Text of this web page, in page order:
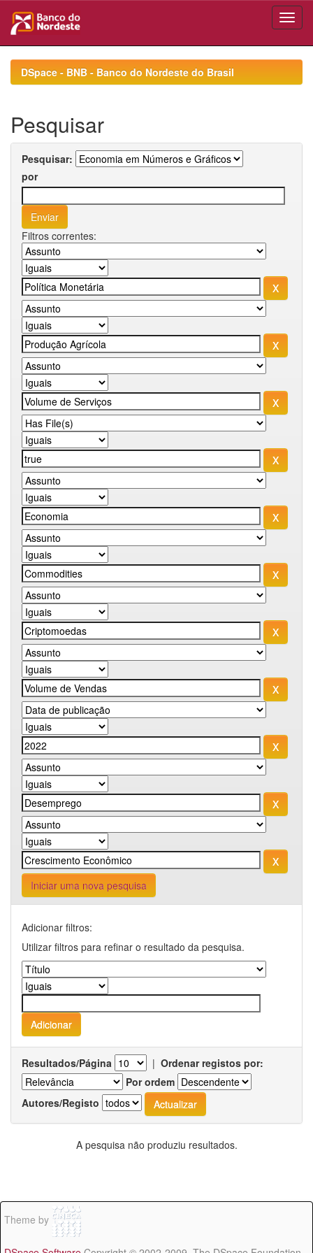
navigationDSpace - BNB - Banco do Nordeste do Brasil
Pesquisar
Pesquisar:
por
Filtros correntes:
Iniciar uma nova pesquisa
Adicionar filtros:
Utilizar filtros para refinar o resultado da pesquisa.
Resultados/Página | Ordenar registos por:
Por ordem
Autores/Registo
A pesquisa não produziu resultados.
Theme by